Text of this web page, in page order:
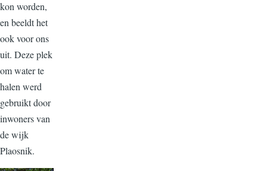
kon worden,
en beeldt het
ook voor ons
uit. Deze plek
om water te
halen werd
gebruikt door
inwoners van
de wijk
Plaosnik.